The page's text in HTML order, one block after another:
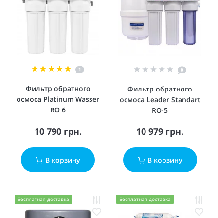
1
Фильтр обратного
осмоса Platinum Wasser
RO 6
10 790 грн.
В корзину
0
Фильтр обратного
осмоса Leader Standart
RO-5
10 979 грн.
В корзину
Бесплатная доставка Бесплатная доставка